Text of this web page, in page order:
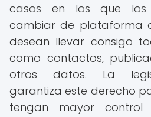
casos en los que los
cambiar de plataforma
desean llevar consigo
como contactos,
otros datos. La
garantiza este derecho
tengan mayor